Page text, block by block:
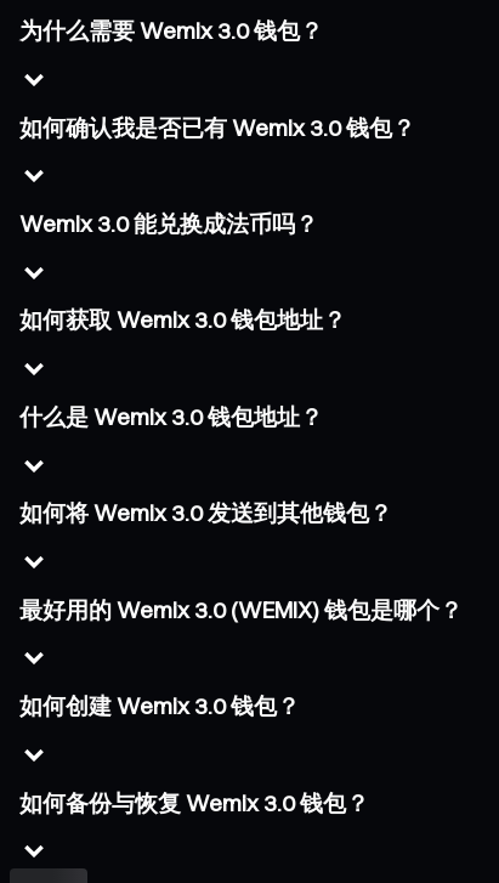
为什么需要 Wemix 3.0 钱包？
如何确认我是否已有 Wemix 3.0 钱包？
Wemix 3.0 能兑换成法币吗？
如何获取 Wemix 3.0 钱包地址？
什么是 Wemix 3.0 钱包地址？
如何将 Wemix 3.0 发送到其他钱包？
最好用的 Wemix 3.0 (WEMIX) 钱包是哪个？
如何创建 Wemix 3.0 钱包？
如何备份与恢复 Wemix 3.0 钱包？